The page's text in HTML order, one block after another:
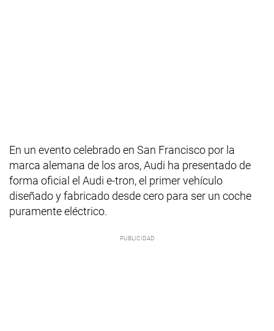
En un evento celebrado en San Francisco por la
marca alemana de los aros, Audi ha presentado de
forma oficial el Audi e-tron, el primer vehículo
diseñado y fabricado desde cero para ser un coche
puramente eléctrico.